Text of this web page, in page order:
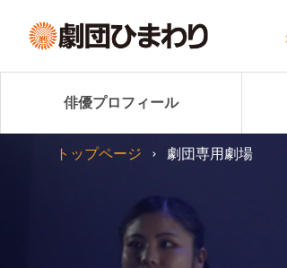
俳優プロフィール
トップページ 劇団専用劇場